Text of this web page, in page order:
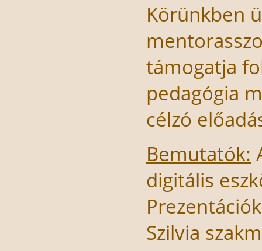
Körünkben
támogatja
pedagógia
célzó
Bemutatók:
digitális
Szilvia